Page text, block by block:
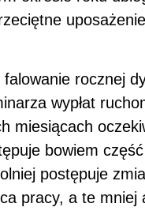
rocznej
wypłat
miesiącach
bowiem
postępuje
pracy, a te mniej